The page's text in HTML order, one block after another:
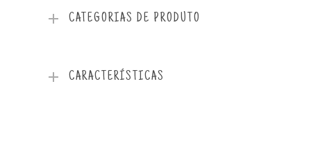
CATEGORIAS DE PRODUTO
CARACTERÍSTICAS